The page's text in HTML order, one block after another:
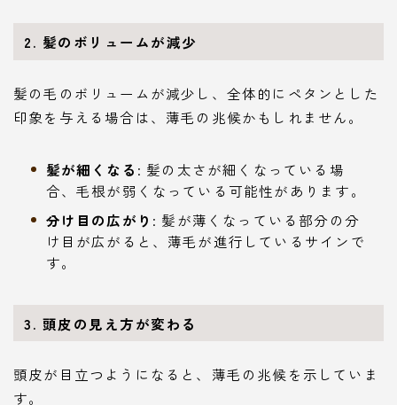
2. 髪のボリュームが減少
髪の毛のボリュームが減少し、全体的にペタンとした
印象を与える場合は、薄毛の兆候かもしれません。
髪が細くなる : 髪の太さが細くなっている場
合、毛根が弱くなっている可能性があります。
分け目の広がり : 髪が薄くなっている部分の分
け目が広がると、薄毛が進行しているサインで
す。
3. 頭皮の見え方が変わる
頭皮が目立つようになると、薄毛の兆候を示していま
す。